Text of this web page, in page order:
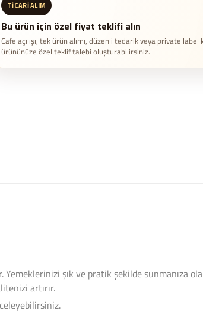
TICARI ALIM
Bu ürün için özel fiyat teklifi alın
Cafe açılışı, tek ürün alımı, düzenli tedarik veya private label
ürününüze özel teklif talebi oluşturabilirsiniz.
şık ve pratik şekilde sunmanıza
artırır.